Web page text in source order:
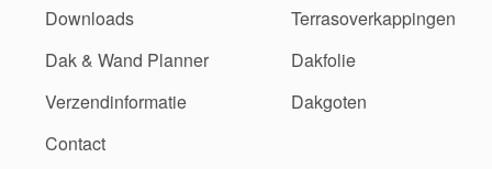
Downloads
Dak & Wand Planner
Verzendinformatie
Contact
Terrasoverkappingen
Dakfolie
Dakgoten